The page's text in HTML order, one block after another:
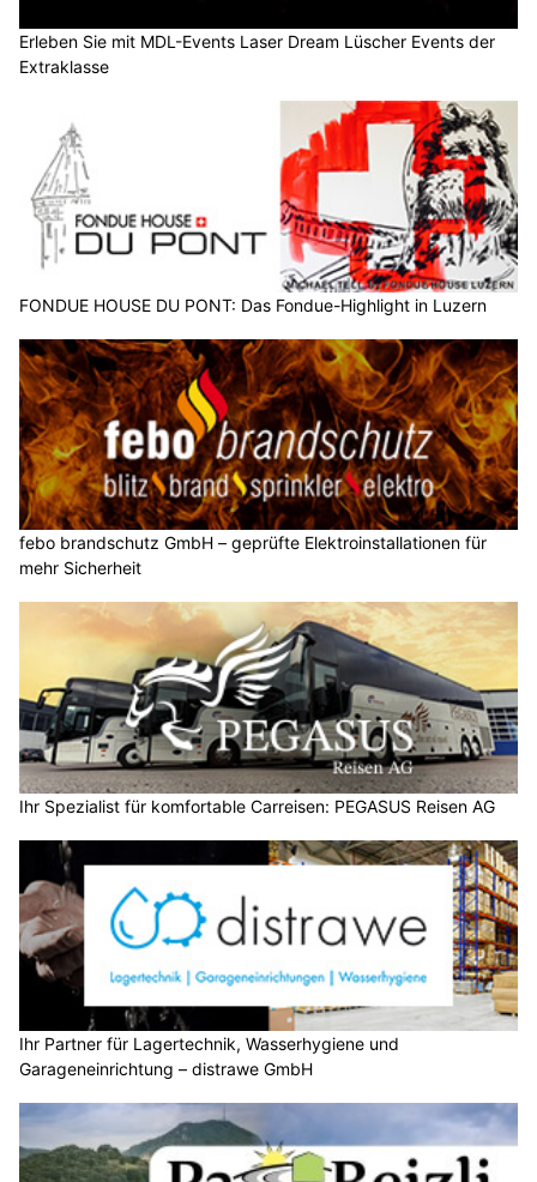
Erleben Sie mit MDL-Events Laser Dream Lüscher Events der
Extraklasse
FONDUE HOUSE DU PONT: Das Fondue-Highlight in Luzern
febo brandschutz GmbH – geprüfte Elektroinstallationen für
mehr Sicherheit
Ihr Spezialist für komfortable Carreisen: PEGASUS Reisen AG
Ihr Partner für Lagertechnik, Wasserhygiene und
Garageneinrichtung – distrawe GmbH